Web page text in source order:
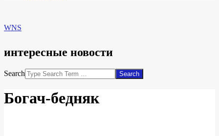
WNS
интересные новости
Search
Богач-бедняк